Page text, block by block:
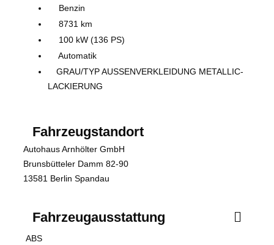
Benzin
8731 km
100 kW (136 PS)
Automatik
GRAU/TYP AUSSENVERKLEIDUNG METALLIC-
LACKIERUNG
Fahrzeugstandort
Autohaus Arnhölter GmbH
Brunsbütteler Damm 82-90
13581 Berlin Spandau
Fahrzeugausstattung
ABS